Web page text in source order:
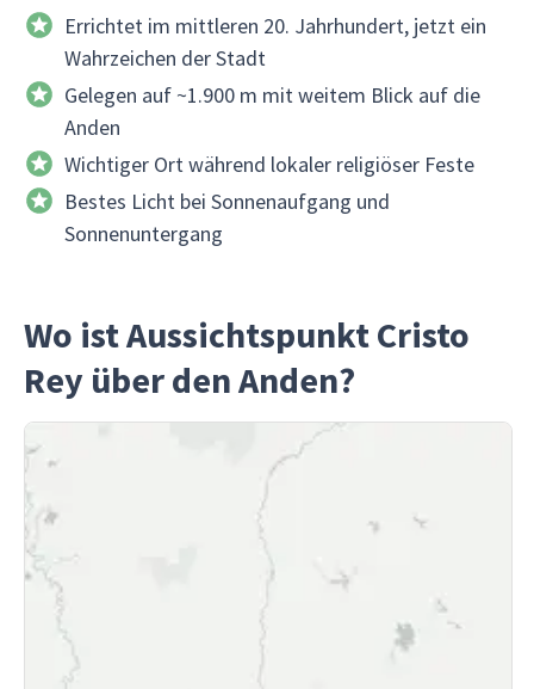
Errichtet im mittleren 20. Jahrhundert, jetzt ein
Wahrzeichen der Stadt
Gelegen auf ~1.900 m mit weitem Blick auf die
Anden
Wichtiger Ort während lokaler religiöser Feste
Bestes Licht bei Sonnenaufgang und
Sonnenuntergang
Wo ist Aussichtspunkt Cristo
Rey über den Anden?